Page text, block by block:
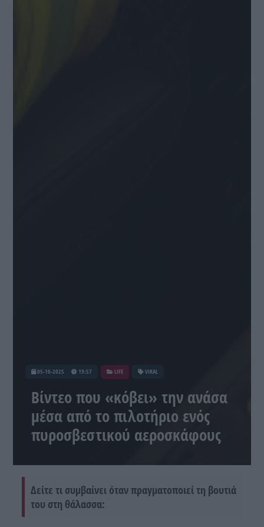
05-10-2025 19:57 LIFE VIRAL
Βίντεο που «κόβει» την ανάσα
μέσα από το πιλοτήριο ενός
πυροσβεστικού αεροσκάφους
Δείτε τι συμβαίνει όταν πραγματοποιεί τη βουτιά
του στη θάλασσα: